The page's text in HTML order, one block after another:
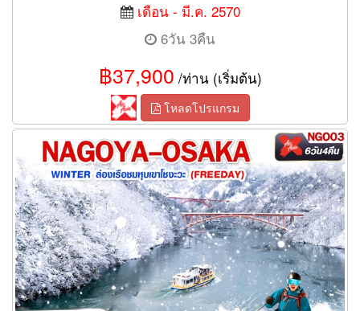
เดือน - มี.ค. 2570
6วัน 3คืน
฿37,900 /ท่าน (เริ่มต้น)
โหลดโปรแกรม
ทัวร์นาโกย่า NAGOYA OSAKA WINTER ล่องเรือชมหุบเขาโชงะวะ
6 วัน 4 คืน